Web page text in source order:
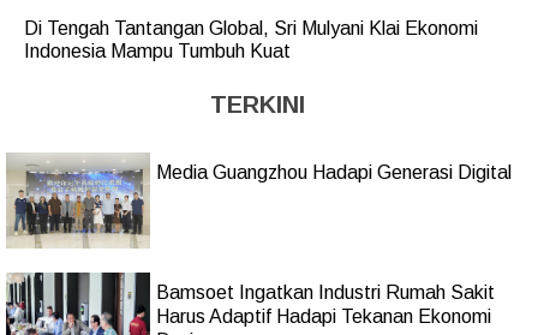
Di Tengah Tantangan Global, Sri Mulyani Klai Ekonomi
Indonesia Mampu Tumbuh Kuat
TERKINI
Media Guangzhou Hadapi Generasi Digital
Bamsoet Ingatkan Industri Rumah Sakit
Harus Adaptif Hadapi Tekanan Ekonomi